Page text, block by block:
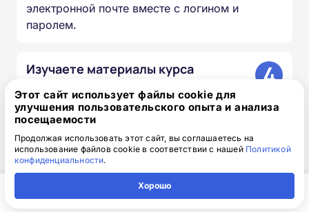
электронной почте вместе с логином и
паролем.
Изучаете материалы курса 4
Проходите лекции, изучаете документы и
презентации, сдаёте итоговый тест — в
удобное для вас время и темпе.
Мы вносим сведения в ФИС
ФРДО
5
Этот сайт использует файлы cookie для
улучшения пользовательского опыта и анализа
посещаемости
Продолжая использовать этот сайт, вы соглашаетесь на
использование файлов cookie в соответствии с нашей Политикой
конфиденциальности.
Хорошо